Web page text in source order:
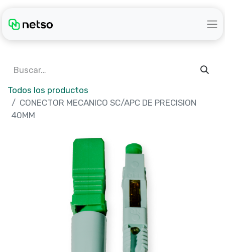
Todos los productos
CONECTOR MECANICO SC/APC DE PRECISION
40MM